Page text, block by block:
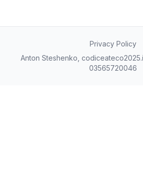
Privacy Policy
Anton Steshenko,
03565720046